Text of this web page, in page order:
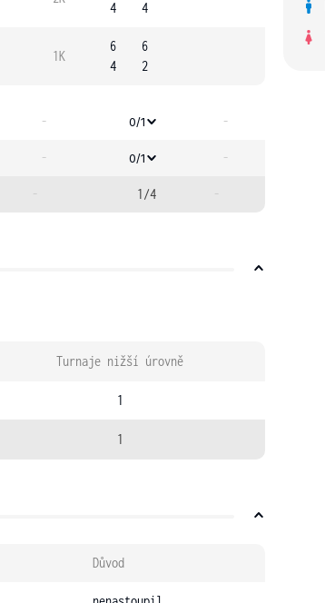
4
4
1K
6
4
6
2
- 0/1 -
- 0/1 -
- 1/4 -
Turnaje nižší úrovně
1
1
Důvod